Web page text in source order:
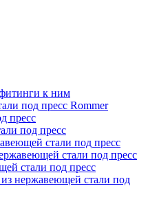
к ним
под пресс Rommer
пресс
под пресс
стали под пресс
стали под пресс
стали под пресс
нержавеющей стали под